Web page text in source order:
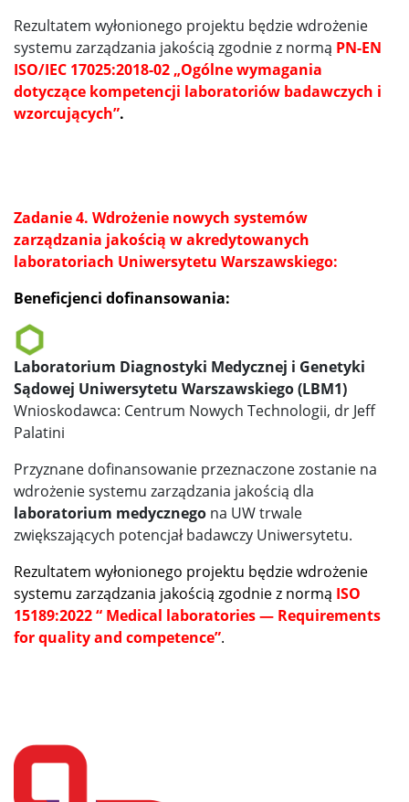
Rezultatem wyłonionego projektu będzie wdrożenie
systemu zarządzania jakością zgodnie z normą PN-EN
ISO/IEC 17025:2018-02 „Ogólne wymagania
dotyczące kompetencji laboratoriów badawczych i
wzorcujących”.
Zadanie 4. Wdrożenie nowych systemów
zarządzania jakością w akredytowanych
laboratoriach Uniwersytetu Warszawskiego:
Beneficjenci dofinansowania:
Laboratorium Diagnostyki Medycznej i Genetyki
Sądowej Uniwersytetu Warszawskiego (LBM1)
Wnioskodawca: Centrum Nowych Technologii, dr Jeff
Palatini
Przyznane dofinansowanie przeznaczone zostanie na
wdrożenie systemu zarządzania jakością dla
laboratorium medycznego na UW trwale
zwiększających potencjał badawczy Uniwersytetu.
Rezultatem wyłonionego projektu będzie wdrożenie
systemu zarządzania jakością zgodnie z normą ISO
15189:2022 “ Medical laboratories — Requirements
for quality and competence”.